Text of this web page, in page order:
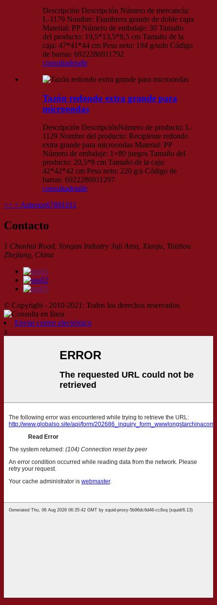
Descripción Descripción Número de mercancía:
L-1179 Nombre: Fiambrera grande de doble capa
Material: PP Número de embalaje: 30 Tamaño
del producto: 19,5*13,5*8,5 cm Tamaño de la
caja: 47*41*44 cm Peso neto: 194 g/solo Código
de barras: 6922286911792
consultadetalle
Tazón redondo extra grande para
microondas
Descripción DescripciónNúmero de producto: L-
1129 Nombre del producto: Recipiente redondo
extra grande para microondas Material: PP
Número de embalaje: 1×80 juegos Tamaño del
producto: 20,5*8 cm Tamaño de la caja:
42*42*42 cm Peso neto: 220 g/a Código de
barras: 6922286911297
consultadetalle
<< < Anterior67891011
Contacto
1 Chunhui Road, Yongan Industry Juji Area, Xianju, Taizhou
Zhejiang, China
© Copyright - 2010-2021: Todos los derechos reservados.
Enviar correo electrónico
x